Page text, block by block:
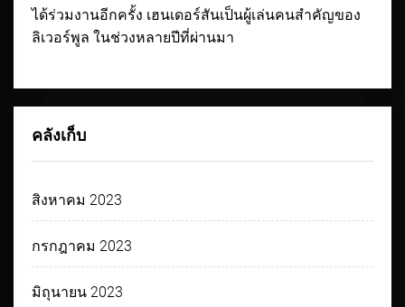
ได้ร่วมงานอีกครั้ง เฮนเดอร์สันเป็นผู้เล่นคนสำคัญของ
ลิเวอร์พูล ในช่วงหลายปีที่ผ่านมา
คลังเก็บ
สิงหาคม 2023
กรกฎาคม 2023
มิถุนายน 2023